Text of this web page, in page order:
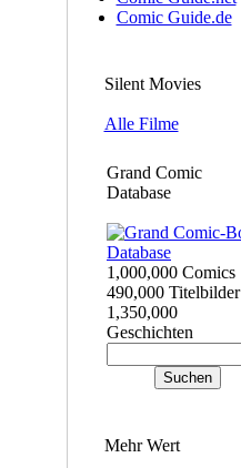
Comic Guide.de
Silent Movies
Alle Filme
Grand Comic
Database
1,000,000 Comics
490,000 Titelbilder
1,350,000
Geschichten
Mehr Wert